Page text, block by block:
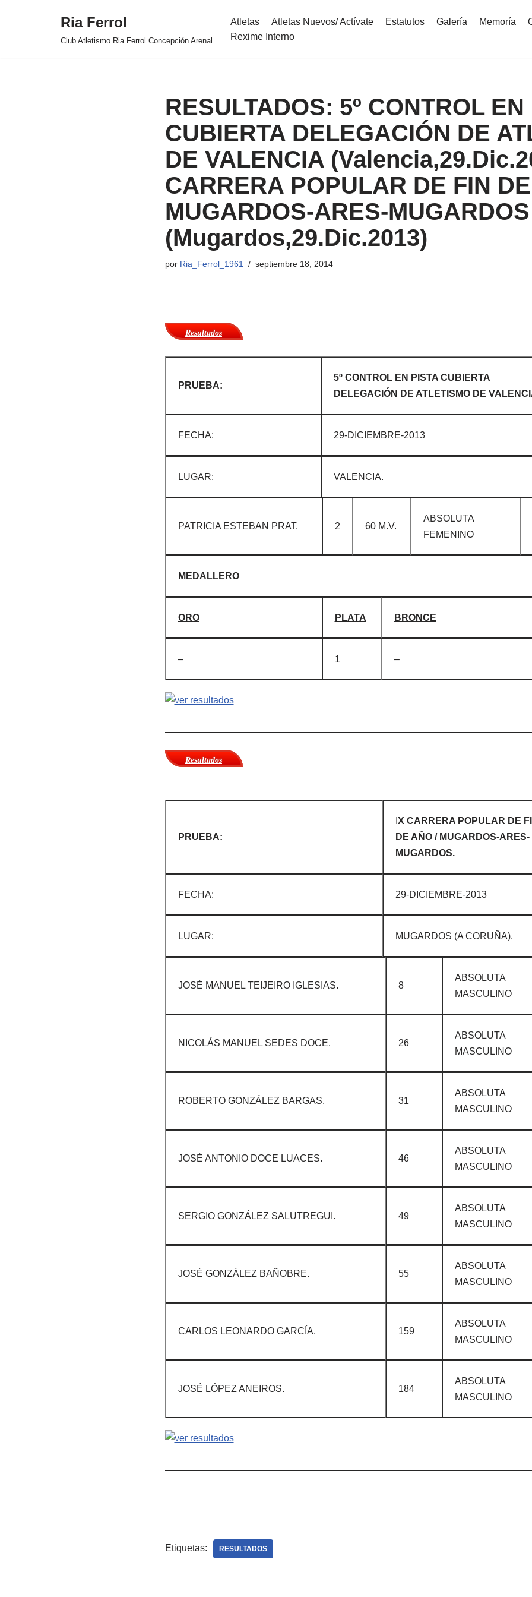
Ria Ferrol
Club Atletismo Ria Ferrol Concepción Arenal
Atletas Atletas Nuevos/ Actívate Estatutos Galería Memoría
Rexime Interno
RESULTADOS: 5º CONTROL EN
CUBIERTA DELEGACIÓN DE
DE VALENCIA
CARRERA POPULAR DE FIN
MUGARDOS-ARES-MUGARDOS
(Mugardos,29.Dic.2013)
por Ria_Ferrol_1961 septiembre 18, 2014
Resultados
PRUEBA:
5º CONTROL EN PISTA CUBIERTA
DELEGACIÓN DE ATLETISMO DE
FECHA: 29-DICIEMBRE-2013
LUGAR: VALENCIA.
PATRICIA ESTEBAN PRAT. 2 60 M.V.
ABSOLUTA
FEMENINO
MEDALLERO
ORO PLATA BRONCE
– 1 –
Resultados
PRUEBA:
X CARRERA POPULAR DE
DE AÑO / MUGARDOS-ARES-
MUGARDOS.
FECHA: 29-DICIEMBRE-2013
LUGAR: MUGARDOS (A CORUÑA).
JOSÉ MANUEL TEIJEIRO IGLESIAS. 8
ABSOLUTA
MASCULINO
NICOLÁS MANUEL SEDES DOCE. 26
ABSOLUTA
MASCULINO
ROBERTO GONZÁLEZ BARGAS. 31
ABSOLUTA
MASCULINO
JOSÉ ANTONIO DOCE LUACES. 46
ABSOLUTA
MASCULINO
SERGIO GONZÁLEZ SALUTREGUI. 49
ABSOLUTA
MASCULINO
JOSÉ GONZÁLEZ BAÑOBRE. 55
ABSOLUTA
MASCULINO
CARLOS LEONARDO GARCÍA. 159
ABSOLUTA
MASCULINO
JOSÉ LÓPEZ ANEIROS. 184
ABSOLUTA
MASCULINO
Etiquetas: RESULTADOS